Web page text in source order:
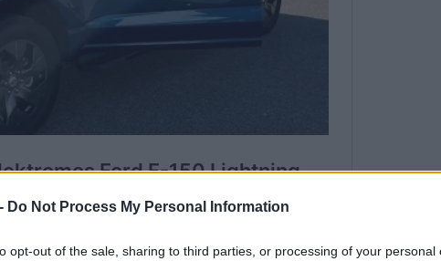
Do Not Process My Personal Information
opt-out of the sale, sharing to third parties, or processing of your personal